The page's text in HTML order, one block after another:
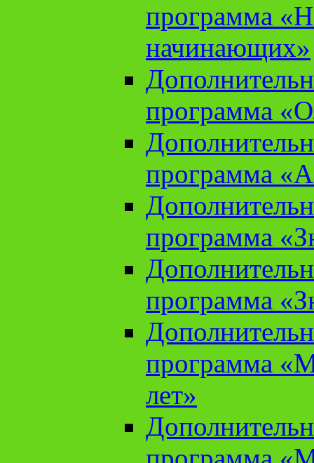
программа
начинающих»
программа
программа
программа
программа
программа
лет»